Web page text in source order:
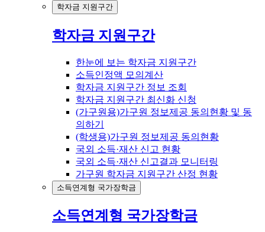
학자금 지원구간
학자금 지원구간
한눈에 보는 학자금 지원구간
소득인정액 모의계산
학자금 지원구간 정보 조회
학자금 지원구간 최신화 신청
(가구원용)가구원 정보제공 동의현황 및 동
의하기
(학생용)가구원 정보제공 동의현황
국외 소득·재산 신고 현황
국외 소득·재산 신고결과 모니터링
가구원 학자금 지원구간 산정 현황
소득연계형 국가장학금
소득연계형 국가장학금